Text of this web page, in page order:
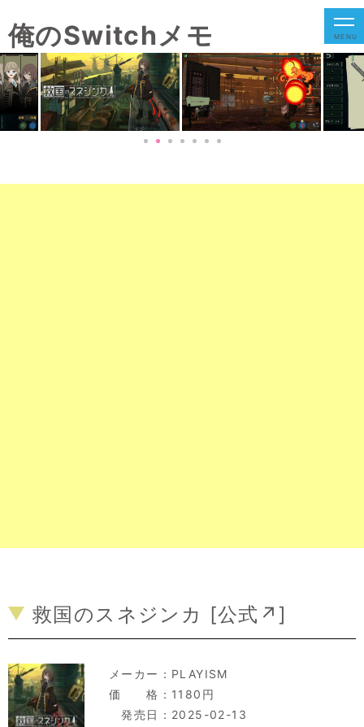
俺のSwitchメモ MENU
救国のスネジンカ [公式↗]
メーカー： PLAYISM
価 格：1180円
発売日：2025-02-13